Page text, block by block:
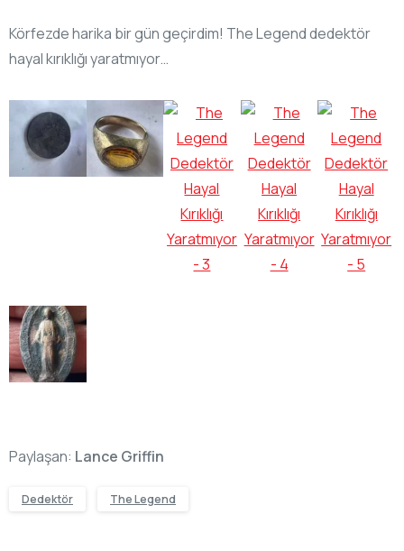
Körfezde harika bir gün geçirdim! The Legend dedektör
hayal kırıklığı yaratmıyor…
Paylaşan: Lance Griffin
Dedektör The Legend